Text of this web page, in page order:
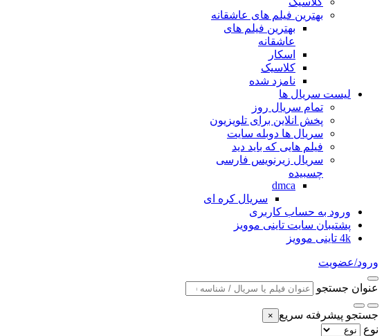
بهترین فیلم های عاشقانه
بهترین فیلم های
عاشقانه
اسکار
کلاسیک
نامزد شده
لیست سریال ها
تمام سریال روز
پخش انلاین برای تلویزیون
سریال ها دوبله سایت
فیلم هایی که باید دید
سریال زیرنویس فارسی
چسبیده
dmca
سریال کره ای
ورود به حساب کاربری
پشتیبان سایت تاینی موویز
4k تاینی موویز
ورود/عضویت
عنوان جستجو
جستجو پیشرفته سریع ×
نوع